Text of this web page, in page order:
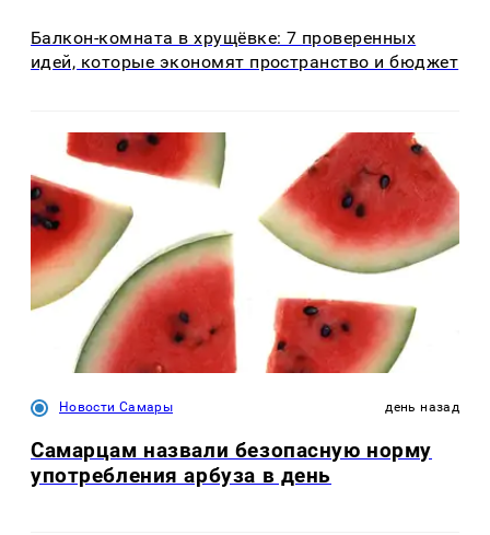
Балкон-комната в хрущёвке: 7 проверенных
идей, которые экономят пространство и бюджет
Новости Самары день назад
Самарцам назвали безопасную норму
употребления арбуза в день